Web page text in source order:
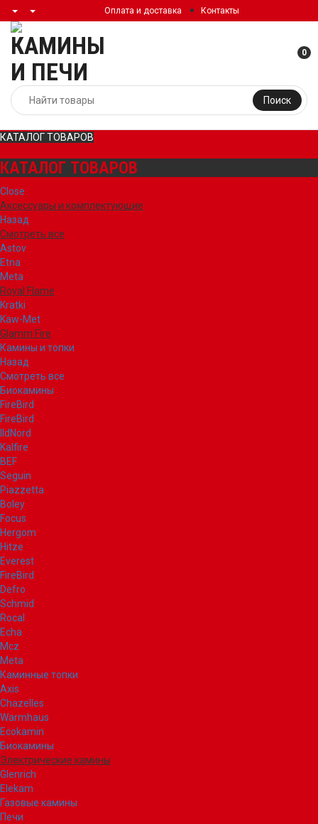
Оплата и доставка Контакты
Поиск
0
КАТАЛОГ ТОВАРОВ
КАТАЛОГ ТОВАРОВ
Close
Аксессуары и комплектующие
Назад
Смотреть все
Astov
Etna
Meta
Royal Flame
Kratki
Kaw-Met
Glamm Fire
Камины и топки
Назад
Смотреть все
Биокамины
FireBird
FireBird
IldNord
Kalfire
BEF
Seguin
Piazzetta
Boley
Focus
Hergom
Hitze
Everest
FireBird
Defro
Schmid
Rocal
Echa
Mcz
Meta
Каминные топки
Axis
Chazelles
Warmhaus
Ecokamin
Биокамины
Электрические камины
Glenrich
Elekam
Газовые камины
Печи